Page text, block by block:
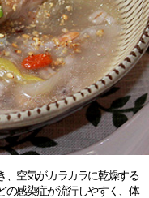
、空気がカラカラに乾燥する
の感染症が流行しやすく、体